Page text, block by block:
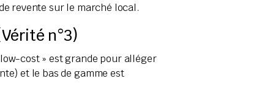
revente sur le marché local.
n°3)
cost » est grande pour alléger
et le bas de gamme est